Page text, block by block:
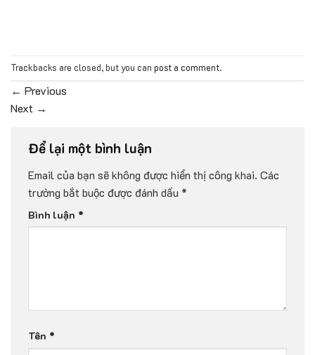
Trackbacks are closed, but you can post a comment.
← Previous
Next →
Để lại một bình luận
Email của bạn sẽ không được hiển thị công khai. Các
trường bắt buộc được đánh dấu *
Bình luận *
Tên *